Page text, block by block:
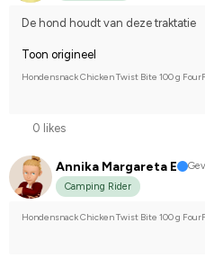
De hond houdt van deze traktatie
Toon origineel
Hondensnack Chicken Twist Bite 100 g
0 likes
Annika Margareta E
Camping Rider
Hondensnack Chicken Twist Bite 100 g